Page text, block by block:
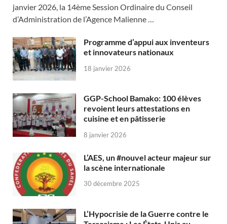
janvier 2026, la 14ème Session Ordinaire du Conseil
d’Administration de l’Agence Malienne …
Programme d’appui aux inventeurs
et innovateurs nationaux
18 janvier 2026
GGP-School Bamako: 100 élèves
revoient leurs attestations en
cuisine et en pâtisserie
8 janvier 2026
L’AES, un #nouvel acteur majeur sur
la scène internationale
30 décembre 2025
L’Hypocrisie de la Guerre contre le